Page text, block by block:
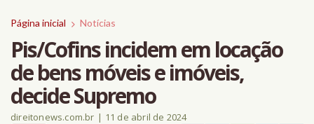
Página inicial Notícias
Pis/Cofins incidem em locação
de bens móveis e imóveis,
decide Supremo
direitonews.com.br | 11 de abril de 2024